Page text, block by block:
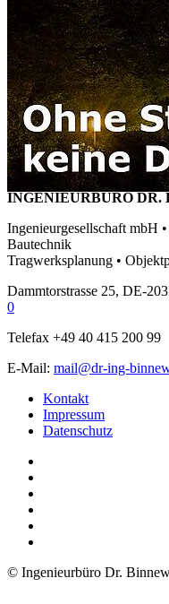
INGENIEURBÜRO DR.
Ingenieurgesellschaft mbH
Bautechnik
Tragwerksplanung •
Dammtorstrasse 25, DE-
0
Telefax +49 40 415 200 99
E-Mail: mail@dr-ing-
Kontakt
Impressum
Datenschutz
© Ingenieurbüro Dr.